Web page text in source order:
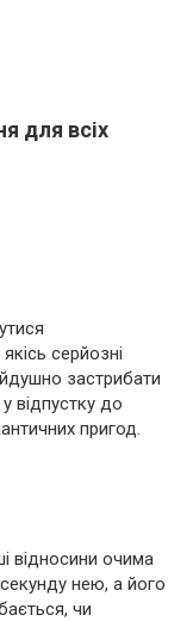
для всіх
серйозні
застрибати
відпустку до
пригод.
відносини очима
нею, а його
чи